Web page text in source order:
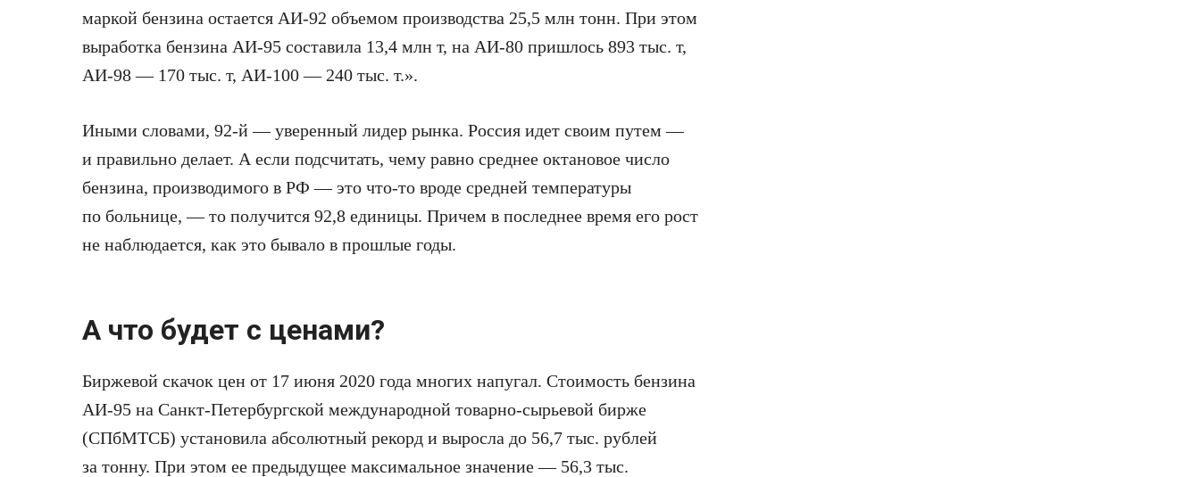
маркой бензина остается АИ-92 объемом производства 25,5 млн тонн. При этом
выработка бензина АИ-95 составила 13,4 млн т, на АИ-80 пришлось 893 тыс. т,
АИ-98 — 170 тыс. т, АИ-100 — 240 тыс. т.».
Иными словами, 92-й — уверенный лидер рынка. Россия идет своим путем —
и правильно делает. А если подсчитать, чему равно среднее октановое число
бензина, производимого в РФ — это что-то вроде средней температуры
по больнице, — то получится 92,8 единицы. Причем в последнее время его рост
не наблюдается, как это бывало в прошлые годы.
А что будет с ценами?
Биржевой скачок цен от 17 июня 2020 года многих напугал. Стоимость бензина
АИ-95 на Санкт-Петербургской международной товарно-сырьевой бирже
(СПбМТСБ) установила абсолютный рекорд и выросла до 56,7 тыс. рублей
за тонну. При этом ее предыдущее максимальное значение — 56,3 тыс.